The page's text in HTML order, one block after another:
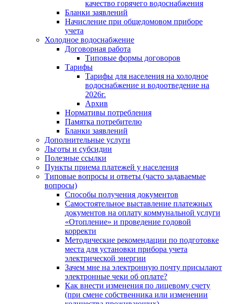
качество горячего водоснабжения
Бланки заявлений
Начисление при общедомовом приборе
учета
Холодное водоснабжение
Договорная работа
Типовые формы договоров
Тарифы
Тарифы для населения на холодное
водоснабжение и водоотведение на
2026г.
Архив
Нормативы потребления
Памятка потребителю
Бланки заявлений
Дополнительные услуги
Льготы и субсидии
Полезные ссылки
Пункты приема платежей у населения
Типовые вопросы и ответы (часто задаваемые
вопросы)
Способы получения документов
Самостоятельное выставление платежных
документов на оплату коммунальной услуги
«Отопление» и проведение годовой
корректи
Методические рекомендации по подготовке
места для установки прибора учета
электрической энергии
Зачем мне на электронную почту присылают
электронные чеки об оплате?
Как внести изменения по лицевому счету
(при смене собственника или изменении